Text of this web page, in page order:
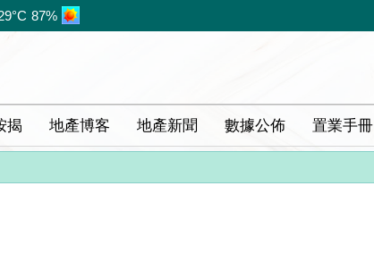
87%
揭 地產博客 地產新聞 數據公佈 置業手冊